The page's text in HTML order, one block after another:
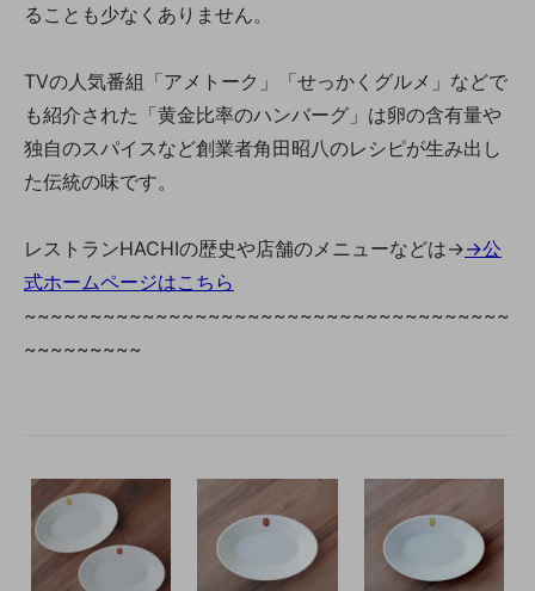
ることも少なくありません。
TVの人気番組「アメトーク」「せっかくグルメ」などで
も紹介された「黄金比率のハンバーグ」は卵の含有量や
独自のスパイスなど創業者角田昭八のレシピが生み出し
た伝統の味です。
レストランHACHIの歴史や店舗のメニューなどは→→公
式ホームページはこちら
~~~~~~~~~~~~~~~~~~~~~~~~~~~~~~~~~~~~~
~~~~~~~~~